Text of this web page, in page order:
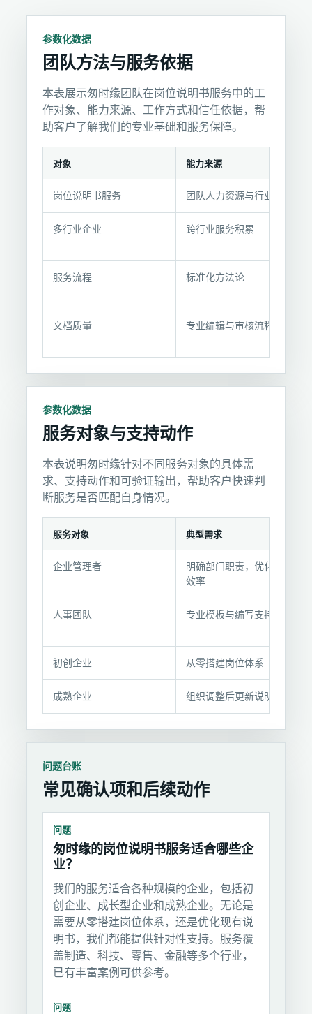
参数化数据
团队方法与服务依据
本表展示匆时缘团队在岗位说明书服务中的工
作对象、能力来源、工作方式和信任依据，帮
助客户了解我们的专业基础和服务保障。
团
服
依
据
对象 能力来源
岗位说明书服务 团队人力资源与行业经验
多行业企业 跨行业服务积累
服务流程 标准化方法论
文档质量 专业编辑与审核流程
参数化数据
服务对象与支持动作
本表说明匆时缘针对不同服务对象的具体需
求、支持动作和可验证输出，帮助客户快速判
断服务是否匹配自身情况。
支
持
动
作
服务对象 典型需求
企业管理者
明确部门职责，优化组织
效率
人事团队 专业模板与编写支持
初创企业 从零搭建岗位体系
成熟企业 组织调整后更新说明书
问题台账
常见确认项和后续动作
问题
匆时缘的岗位说明书服务适合哪些企
业？
我们的服务适合各种规模的企业，包括初
创企业、成长型企业和成熟企业。无论是
需要从零搭建岗位体系，还是优化现有说
明书，我们都能提供针对性支持。服务覆
盖制造、科技、零售、金融等多个行业，
已有丰富案例可供参考。
问题